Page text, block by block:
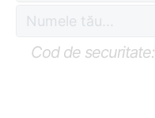
Cod de securitate: